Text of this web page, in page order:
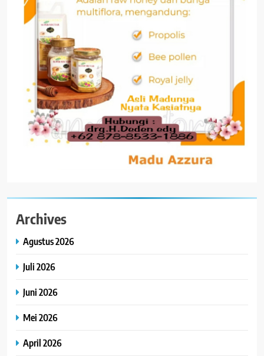
Archives
Agustus 2026
Juli 2026
Juni 2026
Mei 2026
April 2026